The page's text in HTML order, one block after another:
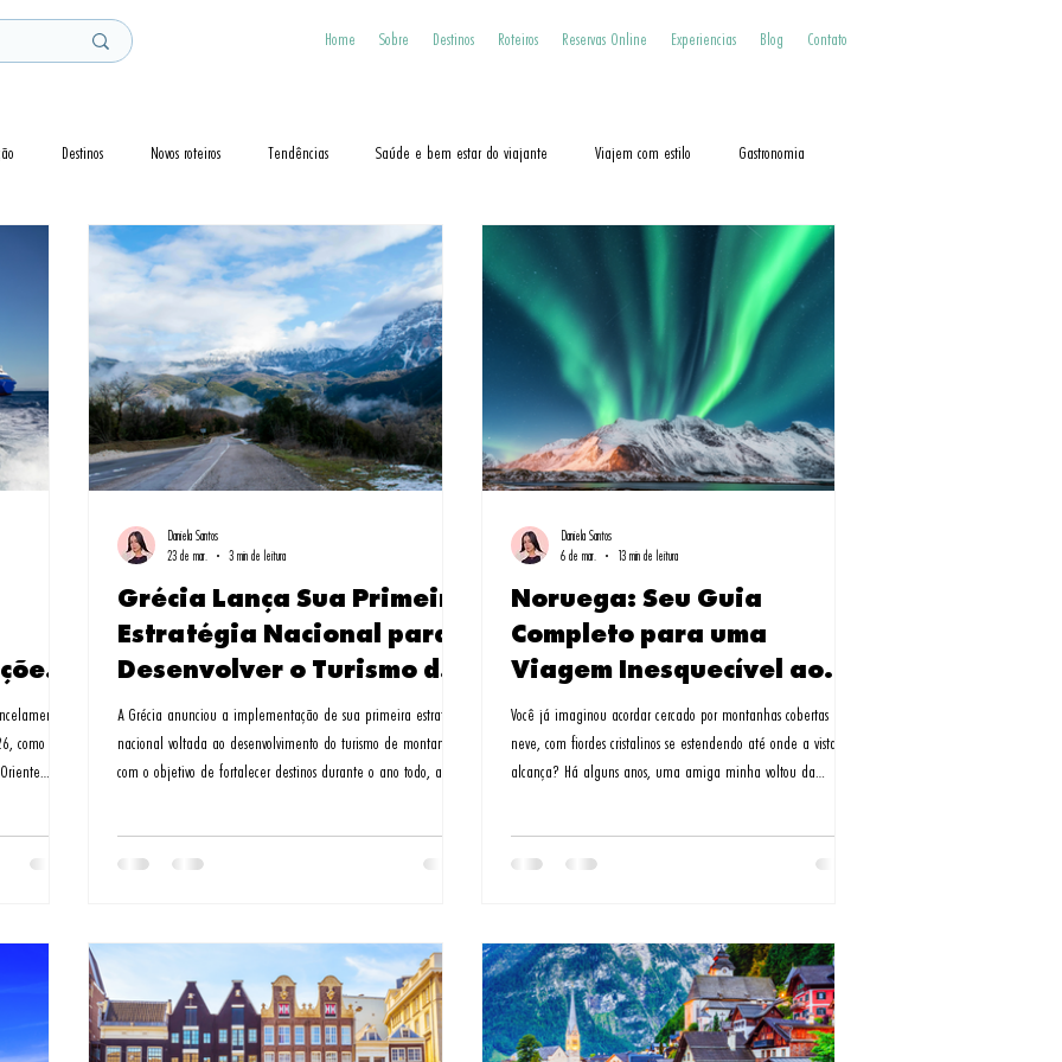
Home Sobre Destinos Roteiros Reservas Online Experiencias Blog Contato
Destinos Novos roteiros Tendências Saúde e bem estar do viajante Viajem com estilo Gastronomia
Visto Cruzeiros Guias de Viagem
como
com a
Grécia Lança Sua Primeira
Estratégia Nacional para
Desenvolver o Turismo de
Montanha
A Grécia anunciou a implementação de sua primeira estratégia
nacional voltada ao desenvolvimento do turismo de montanha,
com o objetivo de fortalecer destinos durante o ano todo, apoiar
feita pela ministra do Turismo, Olga Kefalogianni, durante o
Daniela Santos
23 de mar.
3 min de leitura
Noruega: Seu Guia
Completo para uma
Viagem Inesquecível ao
País dos Fiordes
Você já imaginou acordar cercado por montanhas cobertas de
neve, com fiordes cristalinos se estendendo até onde a vista
alcança? Há alguns anos, uma amiga minha voltou da
pareciam saídas de um conto de fadas.
Daniela Santos
6 de mar.
13 min de leitura